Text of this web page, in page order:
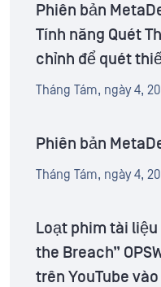
Phiên bản
Tính năng Quét
chỉnh để quét
Tháng Tám, ngày 4,
Phiên bản
Tháng Tám, ngày 4,
Loạt phim tài
the Breach”
trên YouTube